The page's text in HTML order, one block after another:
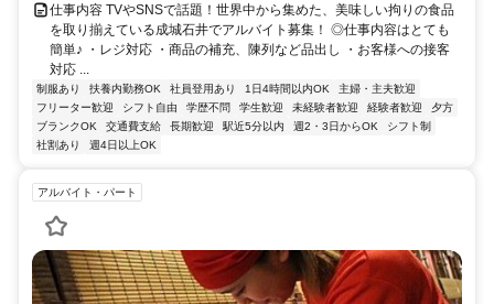
仕事内容 TVやSNSで話題！世界中から集めた、美味しい拘りの食品
を取り揃えている成城石井でアルバイト募集！ ◎仕事内容はとても
簡単♪ ・レジ対応 ・商品の補充、陳列など品出し ・お客様への接客
対応 ...
制服あり 扶養内勤務OK 社員登用あり 1日4時間以内OK
主婦・主夫歓迎
フリーター歓迎
シフト自由 学歴不問 学生歓迎 未経験者歓迎 経験者歓迎
夕方
ブランクOK
交通費支給 長期歓迎 駅近5分以内 週2・3日からOK
シフト制
社割あり
週4日以上OK
アルバイト・パート